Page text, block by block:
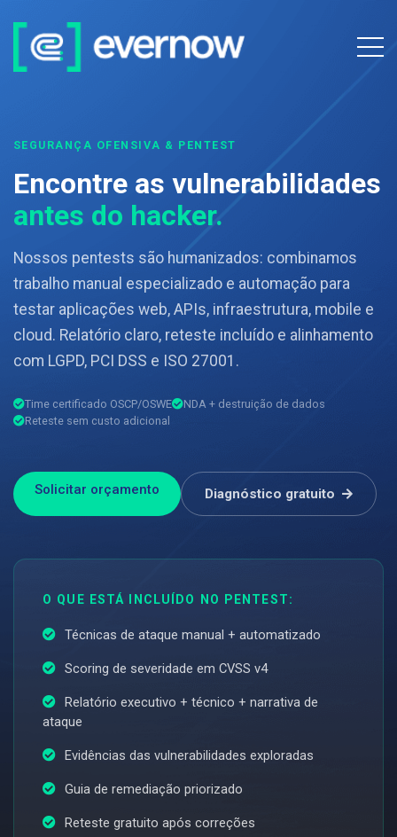
SEGURANÇA OFENSIVA & PENTEST
Encontre as vulnerabilidades
antes do hacker.
Nossos pentests são humanizados: combinamos
trabalho manual especializado e automação para
testar aplicações web, APIs, infraestrutura, mobile e
cloud. Relatório claro, reteste incluído e alinhamento
com LGPD, PCI DSS e ISO 27001.
Time certificado OSCP/OSWE
NDA + destruição de dados
Reteste sem custo adicional
Solicitar orçamento Diagnóstico gratuito
O QUE ESTÁ INCLUÍDO NO PENTEST:
Técnicas de ataque manual + automatizado
Scoring de severidade em CVSS v4
Relatório executivo + técnico + narrativa de
ataque
Evidências das vulnerabilidades exploradas
Guia de remediação priorizado
Reteste gratuito após correções